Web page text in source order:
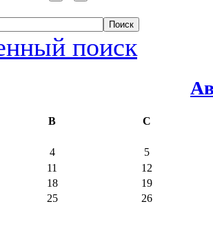
поиск
В С
4
5
11
12
18
19
25
26